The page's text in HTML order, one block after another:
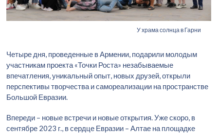
У храма солнца в Гарни
Четыре дня, проведенные в Армении, подарили молодым
участникам проекта «Точки Роста» незабываемые
впечатления, уникальный опыт, новых друзей, открыли
перспективы творчества и самореализации на пространстве
Большой Евразии.
Впереди – новые встречи и новые открытия. Уже скоро, в
сентябре 2023 г., в сердце Евразии – Алтае на площадке